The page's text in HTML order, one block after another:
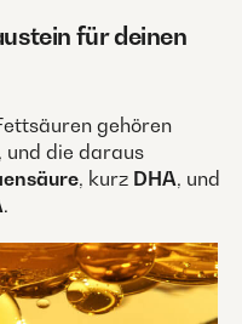
für deinen
gehören
, und die daraus
, kurz DHA, und
.